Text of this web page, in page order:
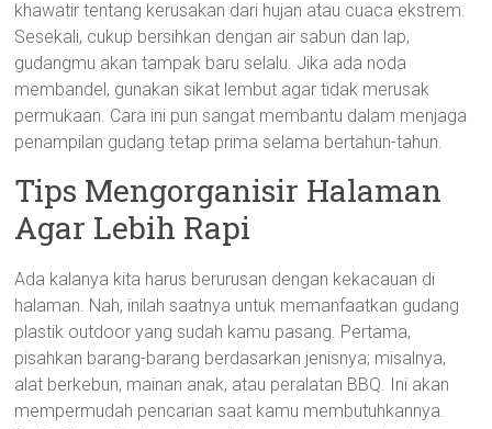
khawatir tentang kerusakan dari hujan atau cuaca ekstrem.
Sesekali, cukup bersihkan dengan air sabun dan lap,
gudangmu akan tampak baru selalu. Jika ada noda
membandel, gunakan sikat lembut agar tidak merusak
permukaan. Cara ini pun sangat membantu dalam menjaga
penampilan gudang tetap prima selama bertahun-tahun.
Tips Mengorganisir Halaman
Agar Lebih Rapi
Ada kalanya kita harus berurusan dengan kekacauan di
halaman. Nah, inilah saatnya untuk memanfaatkan gudang
plastik outdoor yang sudah kamu pasang. Pertama,
pisahkan barang-barang berdasarkan jenisnya; misalnya,
alat berkebun, mainan anak, atau peralatan BBQ. Ini akan
mempermudah pencarian saat kamu membutuhkannya.